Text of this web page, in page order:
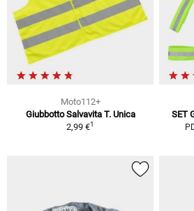
Moto112+
Giubbotto Salvavita T. Unica
2,99 €1
SET